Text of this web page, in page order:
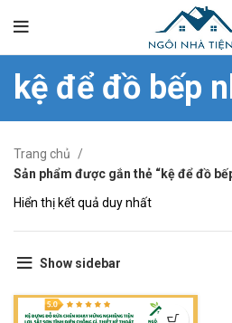
kệ để đồ bếp
Trang chủ
Sản phẩm được gắn thẻ “kệ để đồ
Hiển thị kết quả duy nhất
Show sidebar